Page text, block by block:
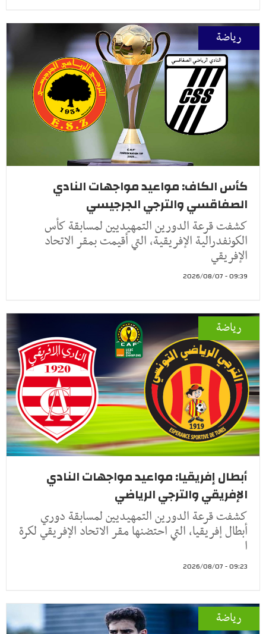
رياضة
كأس الكاف: مواعيد مواجهات النادي
الصفاقسي والترجي الجرجيسي
كشفت قرعة الدورين التمهيديين لمسابقة كأس
الكونفدرالية الإفريقية، التي أقيمت بمقر الاتحاد
الإفريقي
09:39 - 2026/08/07
رياضة
أبطال إفريقيا: مواعيد مواجهات النادي
الإفريقي والترجي الرياضي
كشفت قرعة الدورين التمهيديين لمسابقة دوري
أبطال إفريقيا، التي احتضنها مقر الاتحاد الإفريقي لكرة
ا
09:23 - 2026/08/07
رياضة